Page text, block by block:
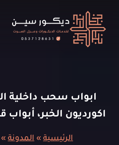
المحتوى
ابواب سحب داخلية
اكورديون الخبر، أبواب
الرئيسية » المدونة »